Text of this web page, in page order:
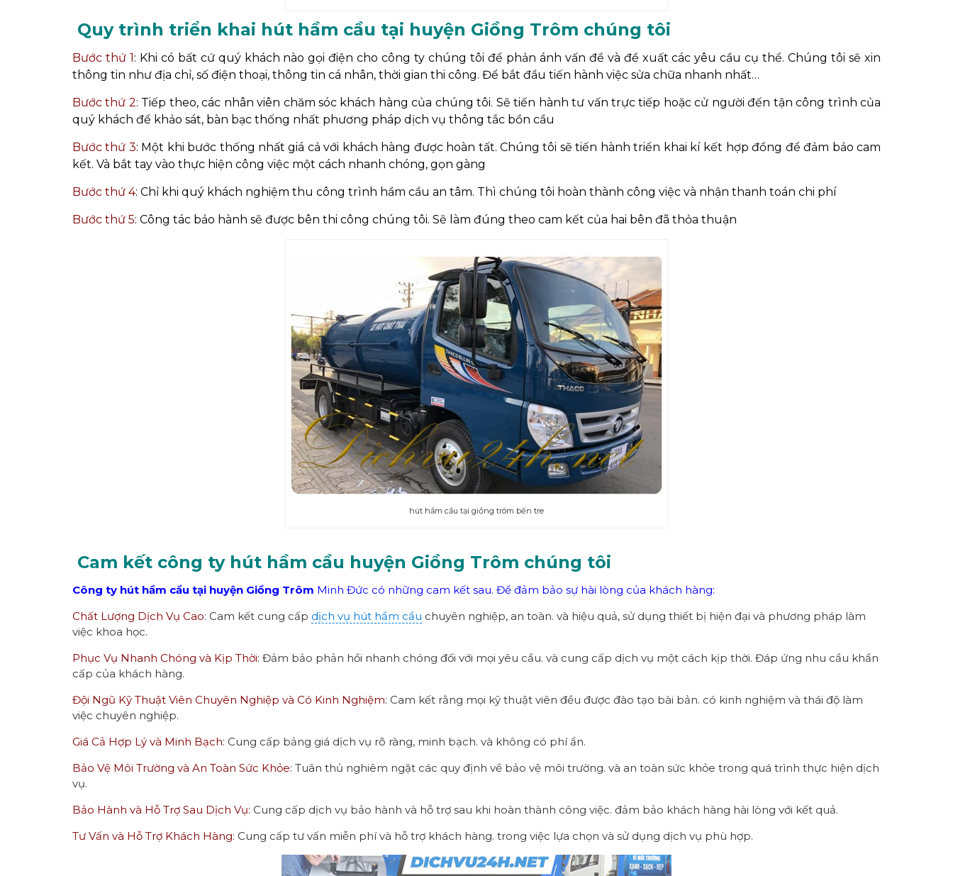
Quy trình triển khai hút hầm cầu tại huyện Giồng Trôm chúng tôi
Bước thứ 1 : Khi có bất cứ quý khách nào gọi điện cho công ty chúng tôi để phản ánh vấn đề và đề xuất các yêu cầu cụ thể. Chúng tôi sẽ xin
thông tin như địa chỉ, số điện thoại, thông tin cá nhân, thời gian thi công. Để bắt đầu tiến hành việc sửa chữa nhanh nhất…
Bước thứ 2: Tiếp theo, các nhân viên chăm sóc khách hàng của chúng tôi. Sẽ tiến hành tư vấn trực tiếp hoặc cử người đến tận công trình của
quý khách để khảo sát, bàn bạc thống nhất phương pháp dịch vụ thông tắc bồn cầu
Bước thứ 3: Một khi bước thống nhất giá cả với khách hàng được hoàn tất. Chúng tôi sẽ tiến hành triển khai kí kết hợp đồng để đảm bảo cam
kết. Và bắt tay vào thực hiện công việc một cách nhanh chóng, gọn gàng
Bước thứ 4: Chỉ khi quý khách nghiệm thu công trình hầm cầu an tâm. Thì chúng tôi hoàn thành công việc và nhận thanh toán chi phí
Bước thứ 5: Công tác bảo hành sẽ được bên thi công chúng tôi. Sẽ làm đúng theo cam kết của hai bên đã thỏa thuận
hút hầm cầu tại giồng trôm bến tre
Cam kết công ty hút hầm cầu huyện Giồng Trôm chúng tôi
Công ty hút hầm cầu tại huyện Giồng Trôm Minh Đức có những cam kết sau. Để đảm bảo sự hài lòng của khách hàng:
Chất Lượng Dịch Vụ Cao: Cam kết cung cấp dịch vụ hút hầm cầu chuyên nghiệp, an toàn. và hiệu quả, sử dụng thiết bị hiện đại và phương pháp làm
việc khoa học.
Phục Vụ Nhanh Chóng và Kịp Thời: Đảm bảo phản hồi nhanh chóng đối với mọi yêu cầu. và cung cấp dịch vụ một cách kịp thời. Đáp ứng nhu cầu khẩn
cấp của khách hàng.
Đội Ngũ Kỹ Thuật Viên Chuyên Nghiệp và Có Kinh Nghiệm: Cam kết rằng mọi kỹ thuật viên đều được đào tạo bài bản. có kinh nghiệm và thái độ làm
việc chuyên nghiệp.
Giá Cả Hợp Lý và Minh Bạch: Cung cấp bảng giá dịch vụ rõ ràng, minh bạch. và không có phí ẩn.
Bảo Vệ Môi Trường và An Toàn Sức Khỏe: Tuân thủ nghiêm ngặt các quy định về bảo vệ môi trường. và an toàn sức khỏe trong quá trình thực hiện dịch
vụ.
Bảo Hành và Hỗ Trợ Sau Dịch Vụ: Cung cấp dịch vụ bảo hành và hỗ trợ sau khi hoàn thành công việc. đảm bảo khách hàng hài lòng với kết quả.
Tư Vấn và Hỗ Trợ Khách Hàng: Cung cấp tư vấn miễn phí và hỗ trợ khách hàng. trong việc lựa chọn và sử dụng dịch vụ phù hợp.